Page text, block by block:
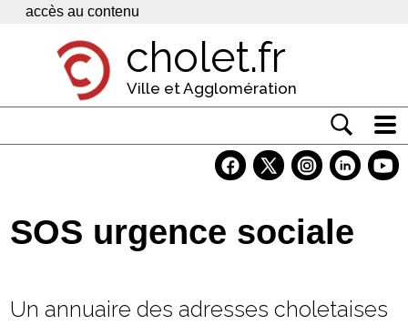
Panneau de gestion des cookies
accès au contenu
cholet.fr
Ville et Agglomération
Economie
Contacts
SOS urgence sociale
Un annuaire des adresses choletaises